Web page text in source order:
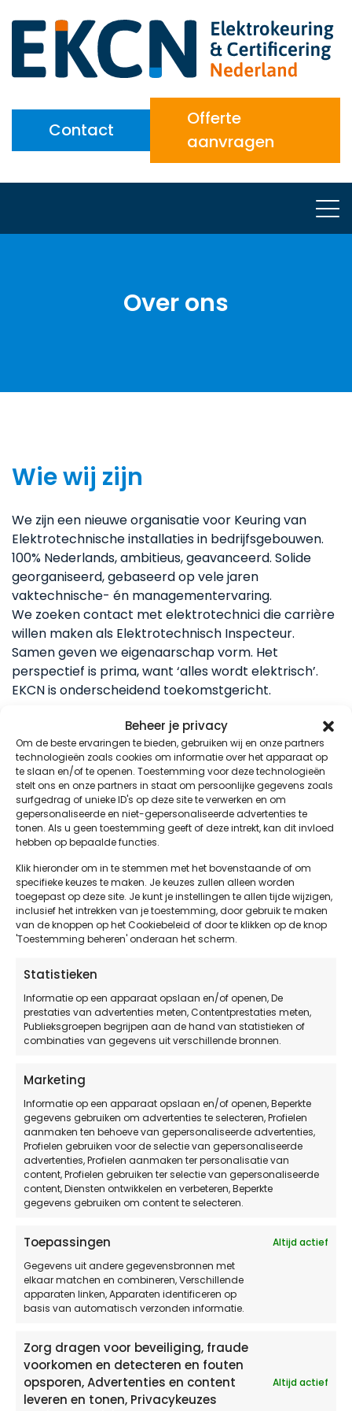
Beheer je privacy
Om de beste ervaringen te bieden, gebruiken wij en onze partners
technologieën zoals cookies om informatie over het apparaat op
te slaan en/of te openen. Toestemming voor deze technologieën
stelt ons en onze partners in staat om persoonlijke gegevens zoals
surfgedrag of unieke ID's op deze site te verwerken en om
gepersonaliseerde en niet-gepersonaliseerde advertenties te
tonen. Als u geen toestemming geeft of deze intrekt, kan dit invloed
hebben op bepaalde functies.
Klik hieronder om in te stemmen met het bovenstaande of om
specifieke keuzes te maken. Je keuzes zullen alleen worden
toegepast op deze site. Je kunt je instellingen te allen tijde wijzigen,
inclusief het intrekken van je toestemming, door gebruik te maken
van de knoppen op het Cookiebeleid of door te klikken op de knop
'Toestemming beheren' onderaan het scherm.
Statistieken
Informatie op een apparaat opslaan en/of openen, De
prestaties van advertenties meten, Contentprestaties meten,
Publieksgroepen begrijpen aan de hand van statistieken of
combinaties van gegevens uit verschillende bronnen.
Marketing
Informatie op een apparaat opslaan en/of openen, Beperkte
gegevens gebruiken om advertenties te selecteren, Profielen
aanmaken ten behoeve van gepersonaliseerde advertenties,
Profielen gebruiken voor de selectie van gepersonaliseerde
advertenties, Profielen aanmaken ter personalisatie van
content, Profielen gebruiken ter selectie van gepersonaliseerde
content, Diensten ontwikkelen en verbeteren, Beperkte
gegevens gebruiken om content te selecteren.
Toepassingen
Altijd actief
Gegevens uit andere gegevensbronnen met
elkaar matchen en combineren, Verschillende
apparaten linken, Apparaten identificeren op
basis van automatisch verzonden informatie.
Zorg dragen voor beveiliging, fraude
voorkomen en detecteren en fouten
opsporen, Advertenties en content
leveren en tonen, Privacykeuzes
Altijd actief
Contact
Offerte
aanvragen
Over ons
Wie wij zijn
We zijn een nieuwe organisatie voor Keuring van
Elektrotechnische installaties in bedrijfsgebouwen.
100% Nederlands, ambitieus, geavanceerd. Solide
georganiseerd, gebaseerd op vele jaren
vaktechnische- én managementervaring.
We zoeken contact met elektrotechnici die carrière
willen maken als Elektrotechnisch Inspecteur.
Samen geven we eigenaarschap vorm. Het
perspectief is prima, want ‘alles wordt elektrisch’.
EKCN is onderscheidend toekomstgericht.
EKCN ontzorgt je – zekerheid en een goed
gevoel!
EKCN is inspectie-specialist op het gebied van
elektrotechnische installaties.
Daarvoor bieden wij álle vormen van inspectie-
keuringen aan. Transparant, razendsnel en
zéér korte doorlooptijden. In het belang van onze
opdrachtgevers, hun assuradeuren en de gebruikers.
Veiligheid, bedrijfszekerheid en –continuïteit zijn
essentieel.
onderwijscomplexen zijn ons werkterrein.
Wij zijn SCIOS gecertificeerd. Onze inspectie-
keuringen bevestigen elektrotechnische veiligheid.
Dat ontzorgt onze opdrachtgevers – direct!
ECKN – missie, visie en